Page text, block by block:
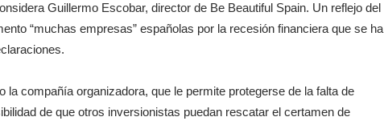
Guillermo Escobar, director de Be Beautiful Spain. Un reflejo del
“muchas empresas” españolas por la recesión financiera que se ha
la compañía organizadora, que le permite protegerse de la falta de
de que otros inversionistas puedan rescatar el certamen de